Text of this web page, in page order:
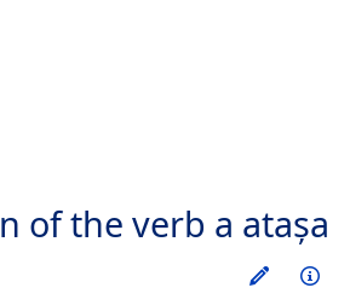
of the verb a atașa
Train